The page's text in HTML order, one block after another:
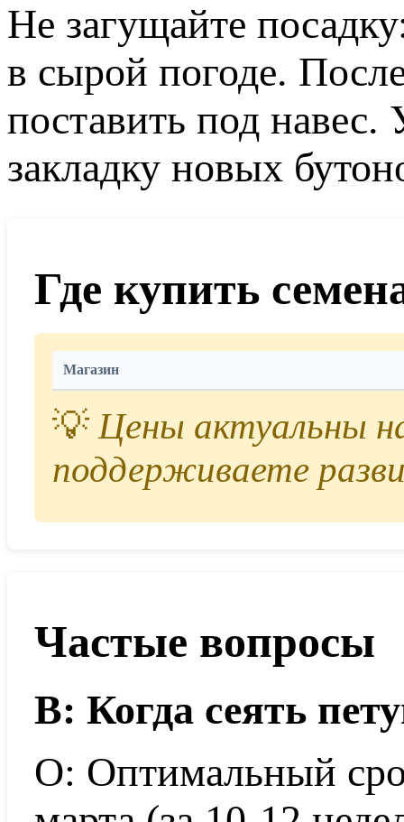
Не загущайте
в сырой погоде.
поставить под навес.
закладку новых
Где купить
Магазин
💡Цены актуальны
поддерживаете
Частые вопросы
В: Когда сеять
О: Оптимальный